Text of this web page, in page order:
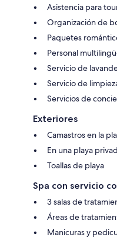
Asistencia para
Organización de
Paquetes
Personal
Servicio de
Servicio de
Servicios de
Exteriores
Camastros en la
En una playa
Toallas de playa
Spa con servicio
3 salas de
Áreas de
Manicuras y